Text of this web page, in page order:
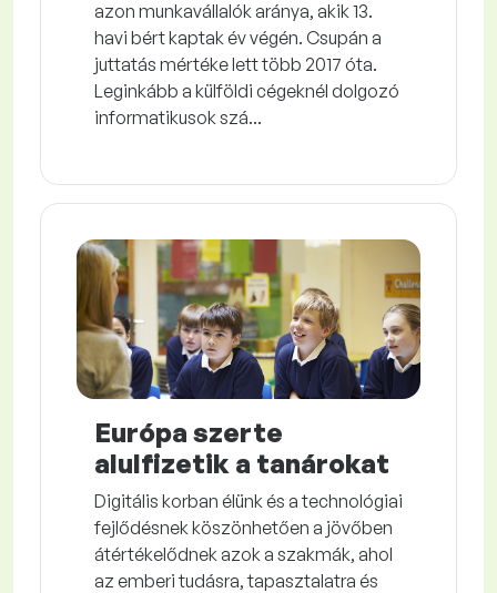
azon munkavállalók aránya, akik 13.
havi bért kaptak év végén. Csupán a
juttatás mértéke lett több 2017 óta.
Leginkább a külföldi cégeknél dolgozó
informatikusok szá...
Európa szerte
alulfizetik a tanárokat
Digitális korban élünk és a technológiai
fejlődésnek köszönhetően a jövőben
átértékelődnek azok a szakmák, ahol
az emberi tudásra, tapasztalatra és